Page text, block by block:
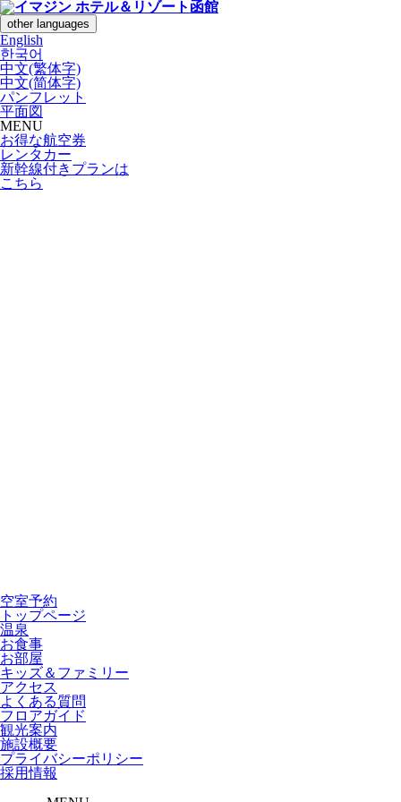
other languages
English
한국어
中文(繁体字)
中文(简体字)
パンフレット
平面図
MENU
お得な航空券
レンタカー
新幹線付きプランは
こちら
空室予約
トップページ
温泉
お食事
お部屋
キッズ＆ファミリー
アクセス
よくある質問
フロアガイド
観光案内
施設概要
プライバシーポリシー
採用情報